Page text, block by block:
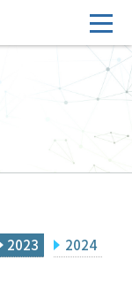
2023 2024